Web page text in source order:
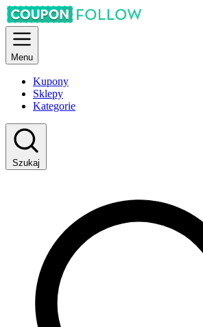
Menu
Kupony
Sklepy
Kategorie
Szukaj